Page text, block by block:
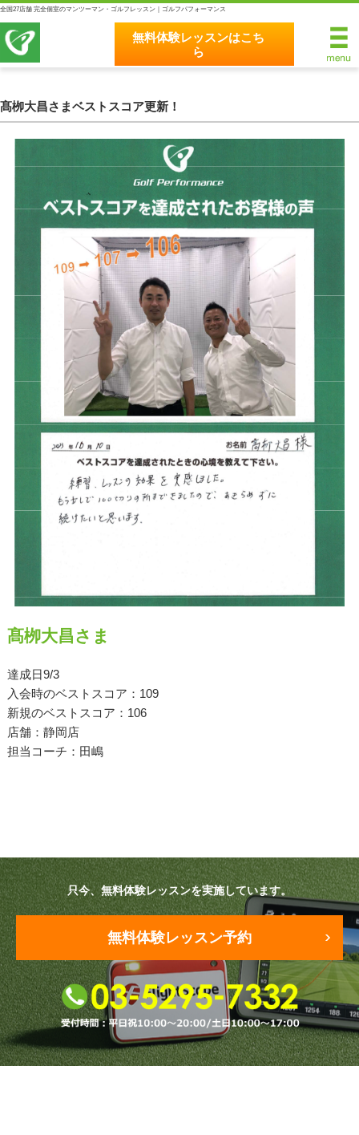
全国27店舗 完全個室のマンツーマン・ゴルフレッスン｜ゴルフパフォーマンス
無料体験レッスンはこち
ら
無料体験レッスンはこちら
完全個室マンツーマンレッスン
統一されたレッスン理論
最新のスイング解析システム
独自のコースティーチング
クラブフィッティングの５つのこだわり
全額返金保証
原田メソッド
エゴスキューメソッド
レッスン内容
ゴルフが楽しみたい（初心者）
法人向けプラン
プラン・料金
中部（静岡・愛知）
受講生の声
よくある質問
採用情報
髙栁大昌さまベストスコア更新！
髙栁大昌さま
達成日9/3
入会時のベストスコア：109
新規のベストスコア：106
店舗：静岡店
担当コーチ：田嶋
只今、無料体験レッスンを実施しています。
無料体験レッスン予約